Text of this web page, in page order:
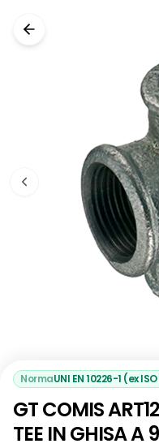
NormaUNI EN 10226-1 (ex
GT COMIS
TEE IN GHISA A